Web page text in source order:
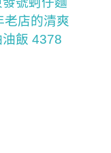
老店的清爽
飯 4378